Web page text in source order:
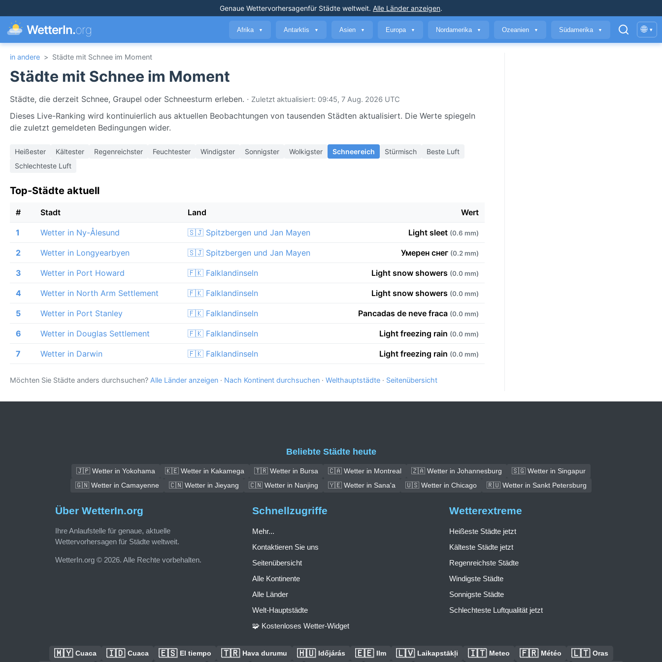
Genaue Wettervorhersagenfür Städte weltweit. Alle Länder anzeigen.
WetterIn.org Afrika ▼ Antarktis ▼ Asien ▼ Europa ▼ Nordamerika ▼ Ozeanien ▼ Südamerika ▼ 🌐 ▾
in andere > Städte mit Schnee im Moment
Städte mit Schnee im Moment
Städte, die derzeit Schnee, Graupel oder Schneesturm erleben. · Zuletzt aktualisiert: 09:45, 7 Aug. 2026 UTC
Dieses Live-Ranking wird kontinuierlich aus aktuellen Beobachtungen von tausenden Städten aktualisiert. Die Werte spiegeln
die zuletzt gemeldeten Bedingungen wider.
Heißester Kältester Regenreichster Feuchtester Windigster Sonnigster Wolkigster Schneereich Stürmisch
Beste Luft
Schlechteste Luft
Top-Städte aktuell
# Stadt Land Wert
1 Wetter in Ny-Ålesund 🇸🇯 Spitzbergen und Jan Mayen Light sleet (0.6 mm)
2 Wetter in Longyearbyen 🇸🇯 Spitzbergen und Jan Mayen Умерен снег (0.2 mm)
3 Wetter in Port Howard 🇫🇰 Falklandinseln Light snow showers (0.0 mm)
4 Wetter in North Arm Settlement 🇫🇰 Falklandinseln Light snow showers (0.0 mm)
5 Wetter in Port Stanley 🇫🇰 Falklandinseln Pancadas de neve fraca (0.0 mm)
6 Wetter in Douglas Settlement 🇫🇰 Falklandinseln Light freezing rain (0.0 mm)
7 Wetter in Darwin 🇫🇰 Falklandinseln Light freezing rain (0.0 mm)
Möchten Sie Städte anders durchsuchen? Alle Länder anzeigen · Nach Kontinent durchsuchen · Welthauptstädte · Seitenübersicht
Beliebte Städte heute
🇯🇵 Wetter in Yokohama 🇰🇪 Wetter in Kakamega 🇹🇷 Wetter in Bursa 🇨🇦 Wetter in Montreal 🇿🇦 Wetter in Johannesburg
🇸🇬 Wetter in Singapur
🇬🇳 Wetter in Camayenne
🇨🇳 Wetter in Jieyang 🇨🇳 Wetter in Nanjing 🇾🇪 Wetter in Sana'a 🇺🇸 Wetter in Chicago 🇷🇺 Wetter in Sankt Petersburg
Über WetterIn.org
Ihre Anlaufstelle für genaue, aktuelle
Wettervorhersagen für Städte weltweit.
WetterIn.org © 2026. Alle Rechte vorbehalten.
Schnellzugriffe
Mehr...
Kontaktieren Sie uns
Seitenübersicht
Alle Kontinente
Alle Länder
Welt-Hauptstädte
🧩 Kostenloses Wetter-Widget
Wetterextreme
Heißeste Städte jetzt
Kälteste Städte jetzt
Regenreichste Städte
Windigste Städte
Sonnigste Städte
Schlechteste Luftqualität jetzt
🇲🇾 Cuaca 🇮🇩 Cuaca 🇪🇸 El tiempo 🇹🇷 Hava durumu 🇭🇺 Időjárás 🇪🇪 Ilm 🇱🇻 Laikapstākļi 🇮🇹 Meteo 🇫🇷 Météo 🇱🇹 Oras